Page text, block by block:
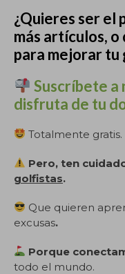
¿Quieres ser el
más artículos,
para mejorar tu
Suscríbete
disfruta de tu
Totalmente gratis.
Pero, ten
golfistas.
Que quieren
excusas.
Porque
todo el mundo.